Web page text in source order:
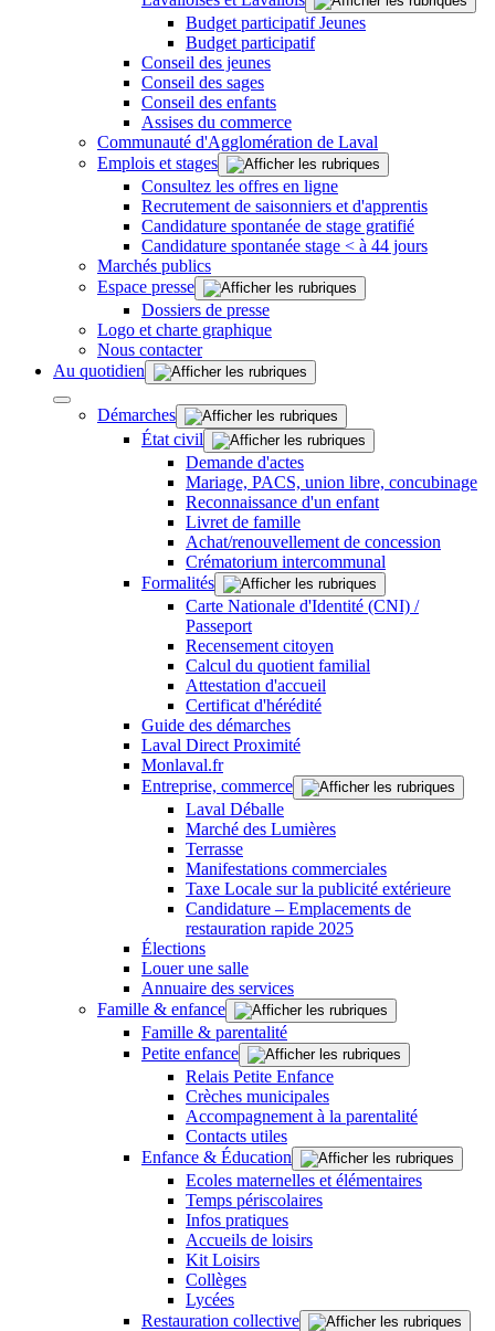
Budget participatif Jeunes
Budget participatif
Conseil des jeunes
Conseil des sages
Conseil des enfants
Assises du commerce
Communauté d'Agglomération de Laval
Emplois et stages
Consultez les offres en ligne
Recrutement de saisonniers et d'apprentis
Candidature spontanée de stage gratifié
Candidature spontanée stage < à 44 jours
Marchés publics
Espace presse
Dossiers de presse
Logo et charte graphique
Nous contacter
Au quotidien
Démarches
État civil
Demande d'actes
Mariage, PACS, union libre, concubinage
Reconnaissance d'un enfant
Livret de famille
Achat/renouvellement de concession
Crématorium intercommunal
Formalités
Carte Nationale d'Identité (CNI) /
Passeport
Recensement citoyen
Calcul du quotient familial
Attestation d'accueil
Certificat d'hérédité
Guide des démarches
Laval Direct Proximité
Monlaval.fr
Entreprise, commerce
Laval Déballe
Marché des Lumières
Terrasse
Manifestations commerciales
Taxe Locale sur la publicité extérieure
Candidature – Emplacements de
restauration rapide 2025
Élections
Louer une salle
Annuaire des services
Famille & enfance
Famille & parentalité
Petite enfance
Relais Petite Enfance
Crèches municipales
Accompagnement à la parentalité
Contacts utiles
Enfance & Éducation
Ecoles maternelles et élémentaires
Temps périscolaires
Infos pratiques
Accueils de loisirs
Kit Loisirs
Collèges
Lycées
Restauration collective